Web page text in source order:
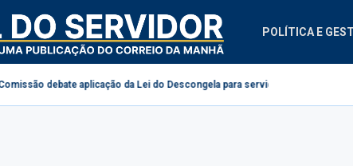
POLÍTICA E
aplicação da Lei do Descongela para servidores públicos